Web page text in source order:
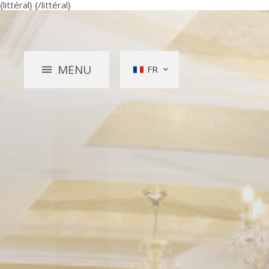
{littéral} {/littéral}
MENU FR